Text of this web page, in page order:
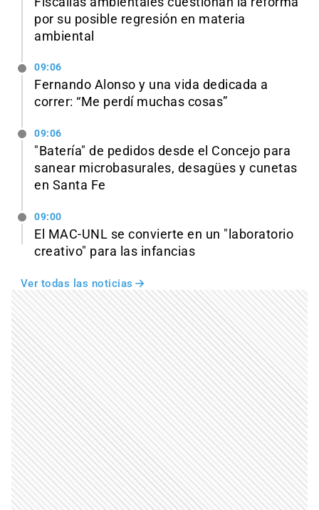
por su posible regresión en materia
ambiental
09:06
Fernando Alonso y una vida dedicada a
correr: “Me perdí muchas cosas”
09:06
"Batería" de pedidos desde el Concejo para
sanear microbasurales, desagües y cunetas
en Santa Fe
09:00
El MAC-UNL se convierte en un "laboratorio
creativo" para las infancias
Ver todas las noticias